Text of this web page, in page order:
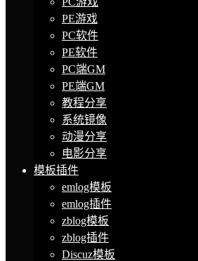
PE游戏
PC软件
PE软件
PC端GM
PE端GM
教程分享
系统镜像
动漫分享
电影分享
模板插件
emlog模板
emlog插件
zblog模板
zblog插件
Discuz模板